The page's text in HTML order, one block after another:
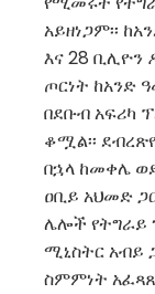
አይዘነጋም፡፡
እና 28 ቢሊዮን
ጦርነት ከአንድ
በደቡብ አፍሪካ
ቆሟል፡፡
በኋላ ከመቀሌ
ዐቢይ አህመድ
ሌሎች የትግራይ
ሚኒስትር አብይ
ስምምነት